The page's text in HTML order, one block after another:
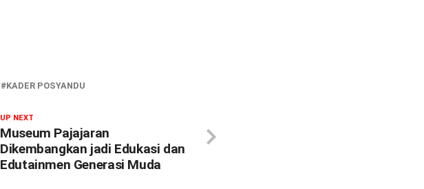
KADER POSYANDU
UP NEXT
Museum Pajajaran
Dikembangkan jadi Edukasi dan
Edutainmen Generasi Muda